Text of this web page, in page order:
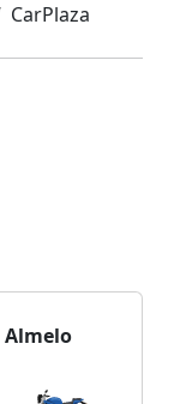
CarPlaza
Almelo